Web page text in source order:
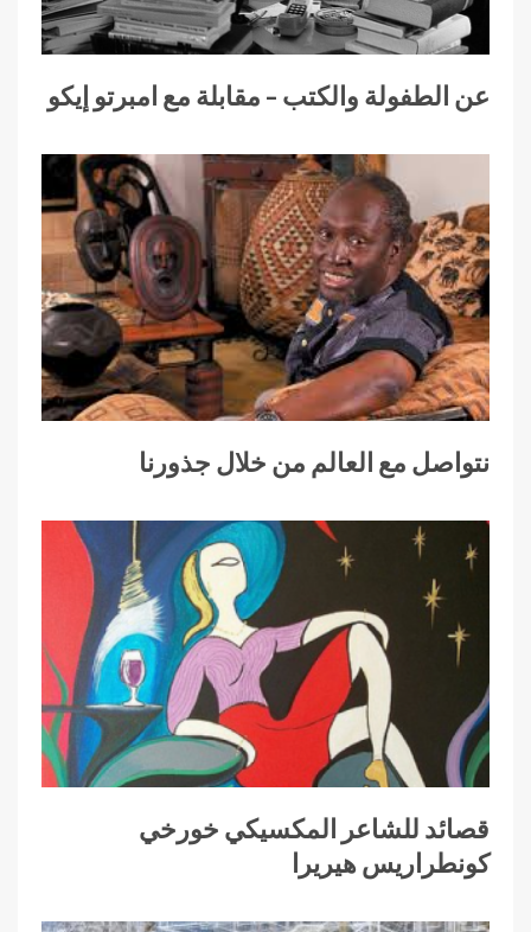
عن الطفولة والكتب – مقابلة مع امبرتو إيكو
نتواصل مع العالم من خلال جذورنا
قصائد للشاعر المكسيكي خورخي
كونطراريس هيريرا